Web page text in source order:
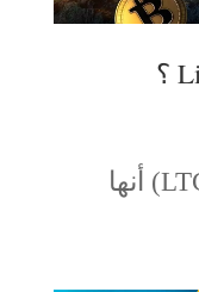
tdc_css=””]تدّعي عملة (LTC) أنها